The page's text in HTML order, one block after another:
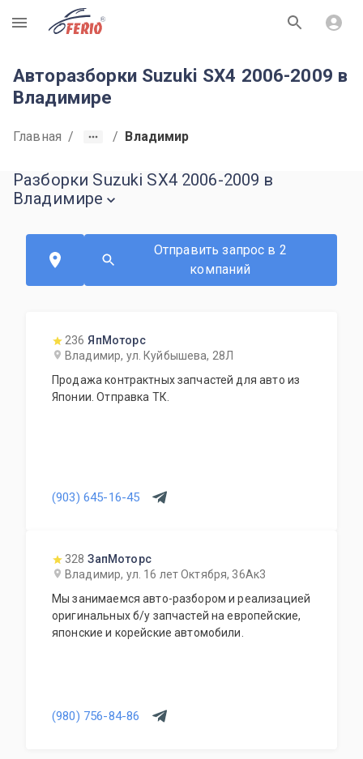
R
Авторазборки Suzuki SX4 2006-2009 в
Владимире
Главная / / Владимир
Разборки Suzuki SX4 2006-2009 в
Владимире
Отправить запрос в 2
компаний
236 ЯпМоторс
Владимир, ул. Куйбышева, 28Л
Продажа контрактных запчастей для авто из
Японии. Отправка ТК.
(903) 645-16-45
328 ЗапМоторс
Владимир, ул. 16 лет Октября, 36Ак3
Мы занимаемся авто-разбором и реализацией
оригинальных б/у запчастей на европейские,
японские и корейские автомобили.
(980) 756-84-86